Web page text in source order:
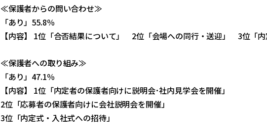
≪保護者からの問い合わせ≫
「あり」55.8％
【内容】 1位「合否結果について」 2位「会場への同行・送迎」 3位「内
≪保護者への取り組み≫
「あり」47.1％
【内容】 1位「内定者の保護者向けに説明会･社内見学会を開催」
2位「応募者の保護者向けに会社説明会を開催」
3位「内定式・入社式への招待」